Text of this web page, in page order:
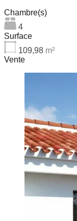
Chambre(s)
4
Surface
109,98 m²
Vente